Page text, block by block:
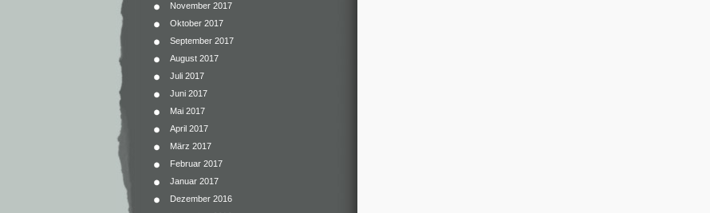
November 2017
Oktober 2017
September 2017
August 2017
Juli 2017
Juni 2017
Mai 2017
April 2017
März 2017
Februar 2017
Januar 2017
Dezember 2016